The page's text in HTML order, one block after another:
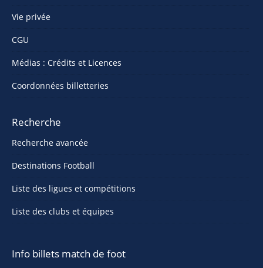
Vie privée
CGU
Médias : Crédits et Licences
Coordonnées billetteries
Recherche
Recherche avancée
Destinations Football
Liste des ligues et compétitions
Liste des clubs et équipes
Info billets match de foot